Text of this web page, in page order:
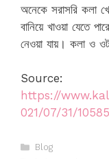
অনেকে সরাসরি কলা
বানিয়ে খাওয়া যেতে
নেওয়া যায়। কলা ও
Source:
https://
021/07/31/
Categories
Blog